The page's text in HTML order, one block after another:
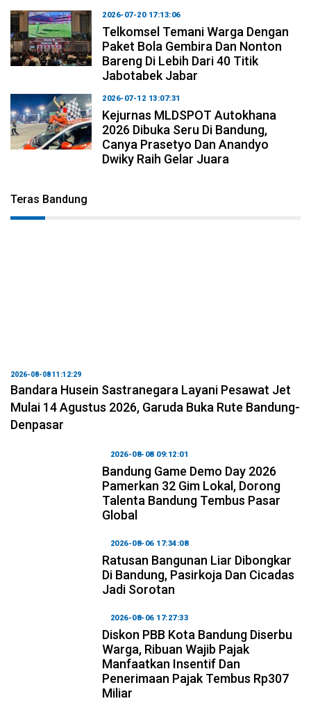
2026-07-20 17:13:06
Telkomsel Temani Warga Dengan
Paket Bola Gembira Dan Nonton
Bareng Di Lebih Dari 40 Titik
Jabotabek Jabar
2026-07-12 13:07:31
Kejurnas MLDSPOT Autokhana
2026 Dibuka Seru Di Bandung,
Canya Prasetyo Dan Anandyo
Dwiky Raih Gelar Juara
Teras Bandung
2026-08-08 11:12:29
Bandara Husein Sastranegara Layani Pesawat Jet
Mulai 14 Agustus 2026, Garuda Buka Rute Bandung-
Denpasar
2026-08-08 09:12:01
Bandung Game Demo Day 2026
Pamerkan 32 Gim Lokal, Dorong
Talenta Bandung Tembus Pasar
Global
2026-08-06 17:34:08
Ratusan Bangunan Liar Dibongkar
Di Bandung, Pasirkoja Dan Cicadas
Jadi Sorotan
2026-08-06 17:27:33
Diskon PBB Kota Bandung Diserbu
Warga, Ribuan Wajib Pajak
Manfaatkan Insentif Dan
Penerimaan Pajak Tembus Rp307
Miliar